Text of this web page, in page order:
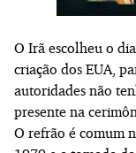
O Irã escolheu o
criação dos EUA,
autoridades não
presente na
O refrão é comum